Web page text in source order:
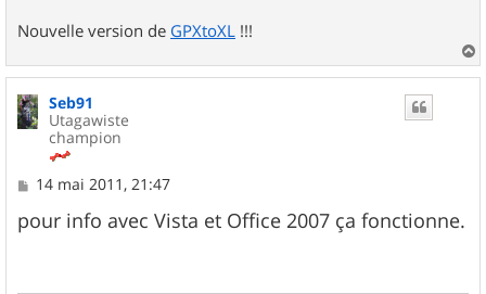
Nouvelle version de GPXtoXL !!!
a
Seb91
Utagawiste
champion
M
s
s
14 mai 2011, 21:47
pour info avec Vista et Office 2007 ça fonctionne.